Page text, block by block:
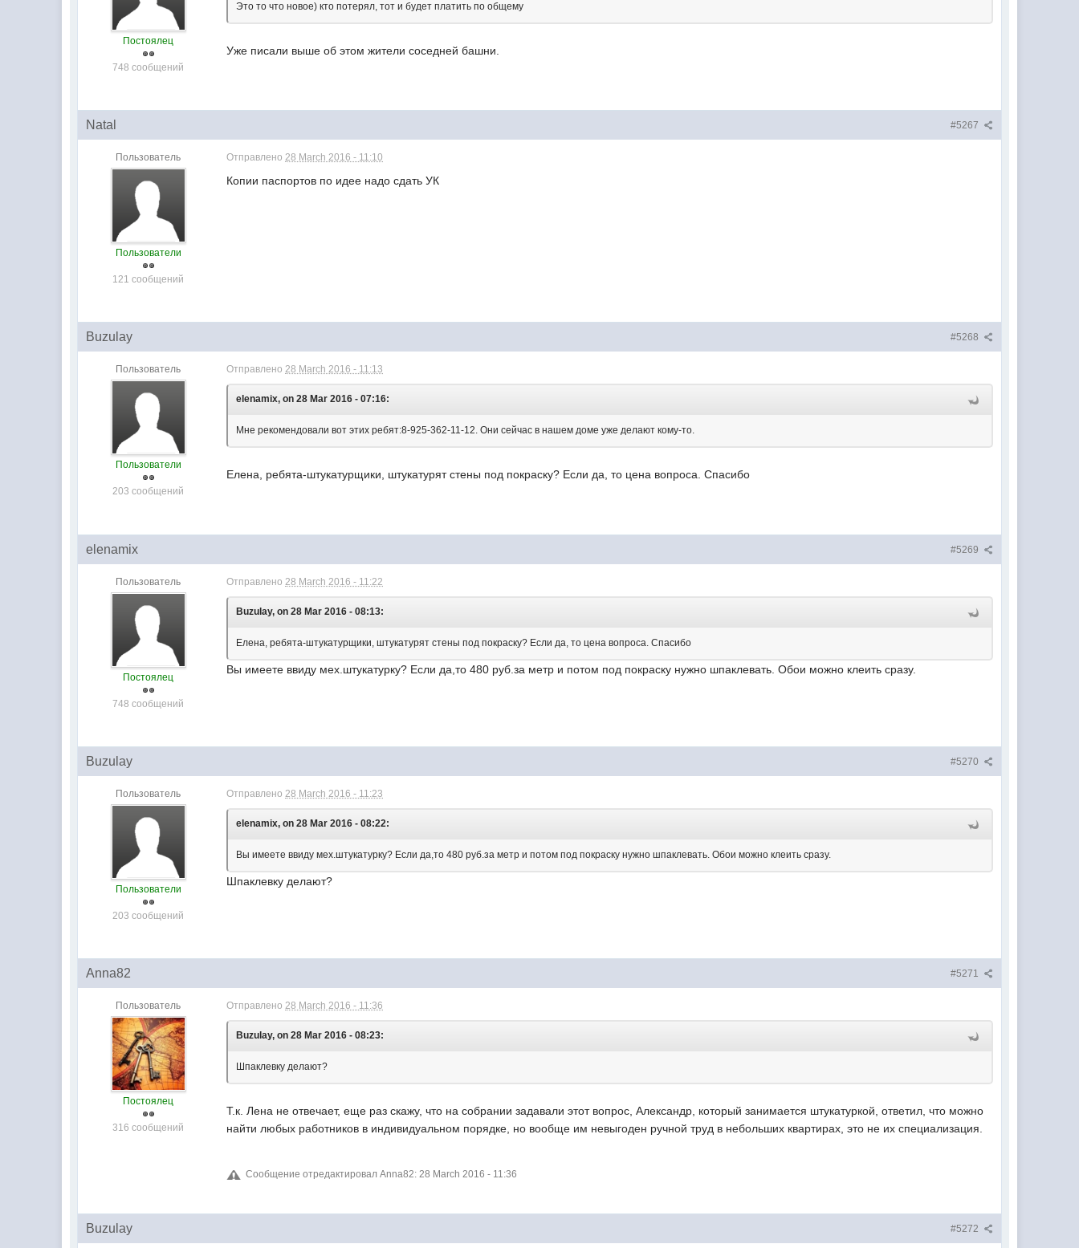
Постоялец
748 сообщений
Это то что новое) кто потерял, тот и будет платить по общему
Уже писали выше об этом жители соседней башни.
#5267
Natal
Пользователь
Пользователи
121 сообщений
Отправлено28 March 2016 - 11:10
Копии паспортов по идее надо сдать УК
#5268
Buzulay
Пользователь
Пользователи
203 сообщений
Отправлено28 March 2016 - 11:13
elenamix, on 28 Mar 2016 - 07:16:
Мне рекомендовали вот этих ребят:8-925-362-11-12. Они сейчас в нашем доме уже делают кому-то.
Елена, ребята-штукатурщики, штукатурят стены под покраску? Если да, то цена вопроса. Спасибо
#5269
elenamix
Пользователь
Постоялец
748 сообщений
Отправлено28 March 2016 - 11:22
Buzulay, on 28 Mar 2016 - 08:13:
Елена, ребята-штукатурщики, штукатурят стены под покраску? Если да, то цена вопроса. Спасибо
Вы имеете ввиду мех.штукатурку? Если да,то 480 руб.за метр и потом под покраску нужно шпаклевать. Обои можно клеить сразу.
#5270
Buzulay
Пользователь
Пользователи
203 сообщений
Отправлено28 March 2016 - 11:23
elenamix, on 28 Mar 2016 - 08:22:
Вы имеете ввиду мех.штукатурку? Если да,то 480 руб.за метр и потом под покраску нужно шпаклевать. Обои можно клеить сразу.
Шпаклевку делают?
#5271
Anna82
Пользователь
Постоялец
316 сообщений
Отправлено28 March 2016 - 11:36
Buzulay, on 28 Mar 2016 - 08:23:
Шпаклевку делают?
Т.к. Лена не отвечает, еще раз скажу, что на собрании задавали этот вопрос, Александр, который занимается штукатуркой, ответил, что можно
найти любых работников в индивидуальном порядке, но вообще им невыгоден ручной труд в небольших квартирах, это не их специализация.
Сообщение отредактировал Anna82: 28 March 2016 - 11:36
#5272
Buzulay